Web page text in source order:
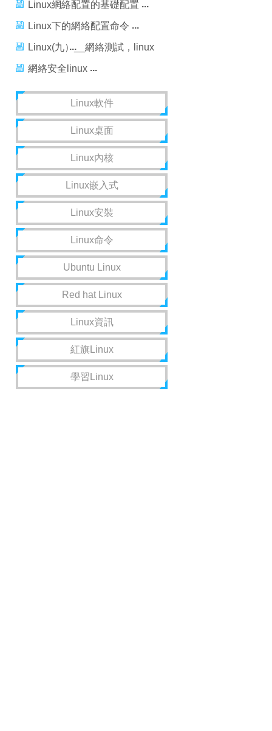
網絡基本配置
Linux網絡配置的基礎配置
Linux下的網絡配置命令
Linux(九）__網絡測試，linux
網絡測試
網絡安全linux
Linux軟件
Linux桌面
Linux內核
Linux嵌入式
Linux安裝
Linux命令
Ubuntu Linux
Red hat Linux
Linux資訊
紅旗Linux
學習Linux